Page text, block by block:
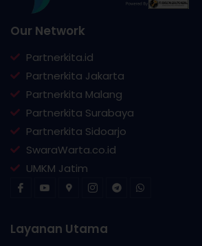
Our Network
Partnerkita.id
Partnerkita Jakarta
Partnerkita Malang
Partnerkita Surabaya
Partnerkita Sidoarjo
SwaraWarta.co.id
UMKM Jatim
Layanan Utama